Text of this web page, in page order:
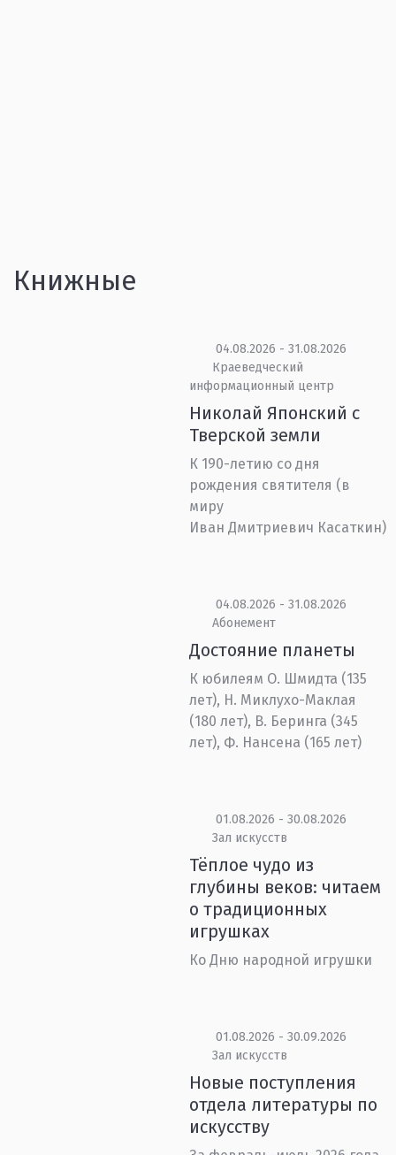
Книжные
04.08.2026 - 31.08.2026
Краеведческий
информационный центр
Николай Японский с
Тверской земли
К 190-летию со дня
рождения святителя (в
миру
Иван Дмитриевич Касаткин)
04.08.2026 - 31.08.2026
Абонемент
Достояние планеты
К юбилеям О. Шмидта (135
лет), Н. Миклухо-Маклая
(180 лет), В. Беринга (345
лет), Ф. Нансена (165 лет)
01.08.2026 - 30.08.2026
Зал искусств
Тёплое чудо из
глубины веков: читаем
о традиционных
игрушках
Ко Дню народной игрушки
01.08.2026 - 30.09.2026
Зал искусств
Новые поступления
отдела литературы по
искусству